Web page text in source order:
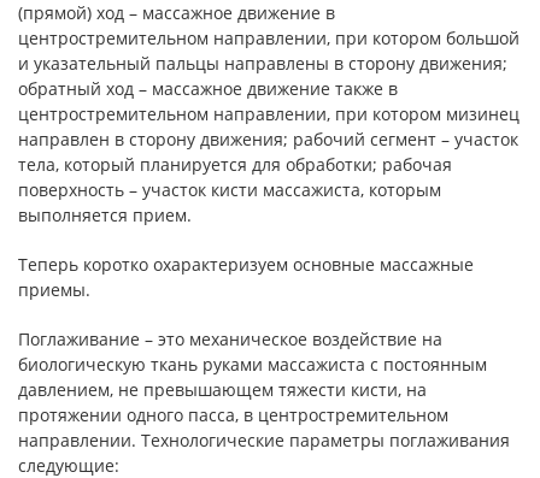
(прямой) ход – массажное движение в
центростремительном направлении, при котором большой
и указательный пальцы направлены в сторону движения;
обратный ход – массажное движение также в
центростремительном направлении, при котором мизинец
направлен в сторону движения; рабочий сегмент – участок
тела, который планируется для обработки; рабочая
поверхность – участок кисти массажиста, которым
выполняется прием.
Теперь коротко охарактеризуем основные массажные
приемы.
Поглаживание – это механическое воздействие на
биологическую ткань руками массажиста с постоянным
давлением, не превышающем тяжести кисти, на
протяжении одного пасса, в центростремительном
направлении. Технологические параметры поглаживания
следующие: